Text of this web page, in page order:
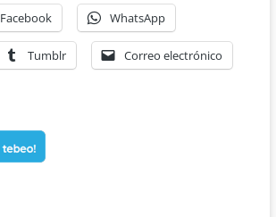
Facebook WhatsApp
Tumblr Correo electrónico